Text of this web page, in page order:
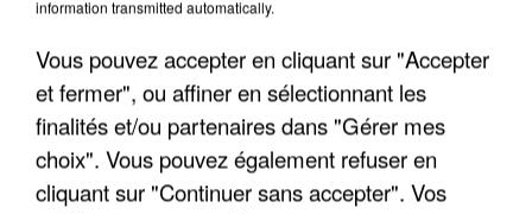
Algérie
Un cofondateur du réseau avait été interpellé
quelques jours plus tôt.
information transmitted automatically.
Vous pouvez accepter en cliquant sur "Accepter
et fermer", ou affiner en sélectionnant les
finalités et/ou partenaires dans "Gérer mes
choix". Vous pouvez également refuser en
cliquant sur "Continuer sans accepter". Vos